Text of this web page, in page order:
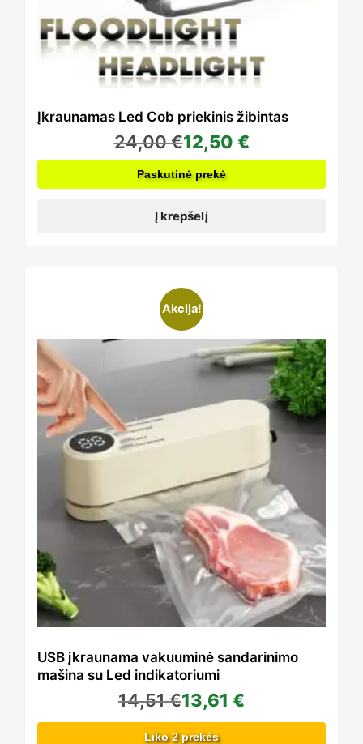
Įkraunamas Led Cob priekinis žibintas
24,00€12,50 €
Paskutinė prekė
Į krepšelį
Akcija!
USB įkraunama vakuuminė sandarinimo
mašina su Led indikatoriumi
14,51€13,61 €
Liko 2 prekės
product
has
multiple
variants.
The
options
may